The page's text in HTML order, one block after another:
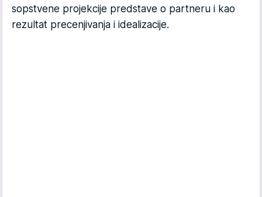
sopstvene projekcije predstave o partneru i kao
rezultat precenjivanja i idealizacije.